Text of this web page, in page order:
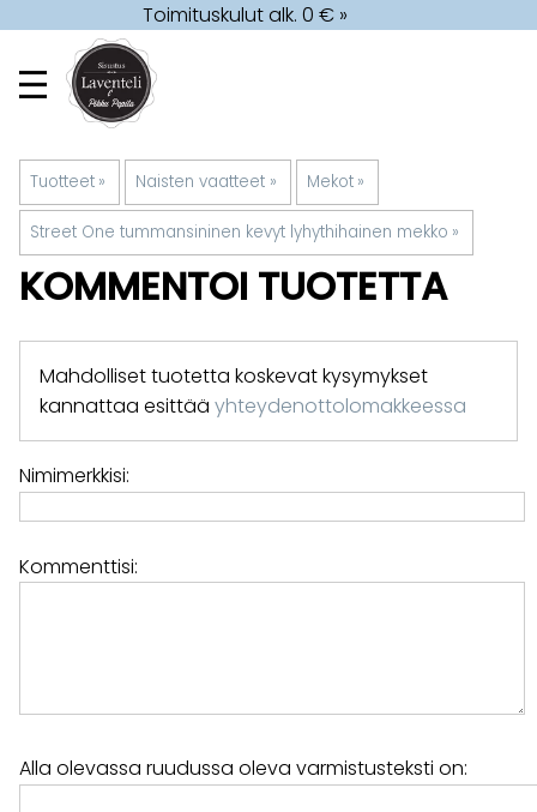
Toimituskulut alk. 0 € »
Tuotteet ‪» Naisten vaatteet ‪» Mekot ‪»
Street One tummansininen kevyt lyhythihainen mekko ‪»
KOMMENTOI TUOTETTA
Mahdolliset tuotetta koskevat kysymykset
kannattaa esittää yhteydenottolomakkeessa
Nimimerkkisi:
Kommenttisi:
Alla olevassa ruudussa oleva varmistusteksti on: